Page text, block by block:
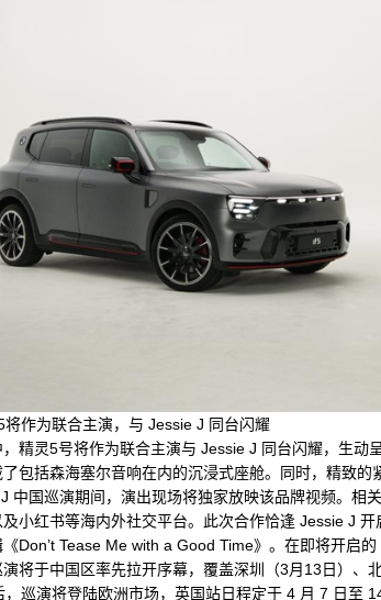
作为联合主演，与 Jessie J 同台闪耀
精灵5号将作为联合主演与 Jessie J 同台闪耀，生动
包括森海塞尔音响在内的沉浸式座舱。同时，精致
中国巡演期间，演出现场将独家放映该品牌视频。相
小红书等海内外社交平台。此次合作恰逢 Jessie J
Don’t Tease Me with a Good Time》。在即将开启
将于中国区率先拉开序幕，覆盖深圳（3月13日）、
，巡演将登陆欧洲市场，英国站日程定于 4 月 7 日至